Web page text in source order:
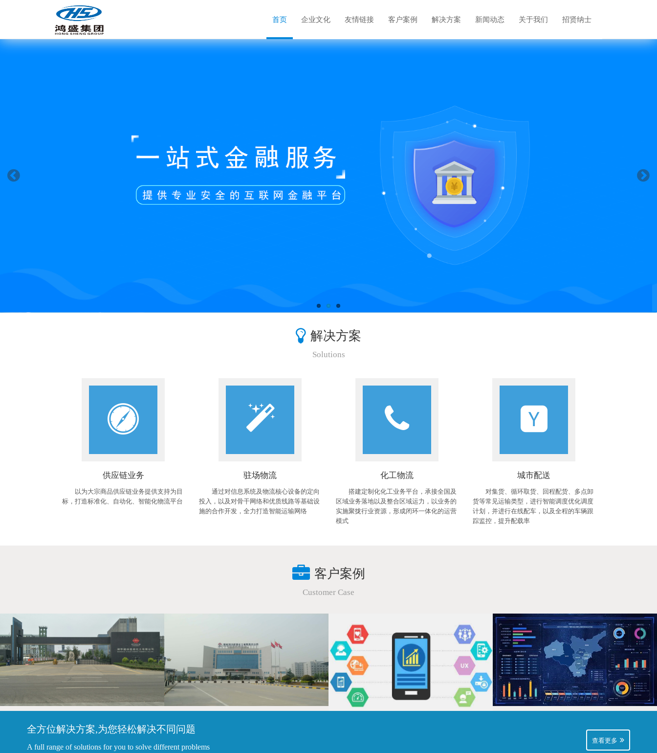
首页 企业文化 友情链接 客户案例 解决方案 新闻动态 关于我们 招贤纳士
解决方案
Solutions
供应链业务
以为大宗商品供应链业务提供支持为目
标，打造标准化、自动化、智能化物流平台
驻场物流
通过对信息系统及物流核心设备的定向
投入，以及对骨干网络和优质线路等基础设
施的合作开发，全力打造智能运输网络
化工物流
搭建定制化化工业务平台，承接全国及
区域业务落地以及整合区域运力，以业务的
实施聚拢行业资源，形成闭环一体化的运营
模式
城市配送
对集货、循环取货、回程配货、多点卸
货等常见运输类型，进行智能调度优化调度
计划，并进行在线配车，以及全程的车辆跟
踪监控，提升配载率
客户案例
Customer Case
查看更多
全方位解决方案,为您轻松解决不同问题
A full range of solutions for you to solve different problems
查看更多